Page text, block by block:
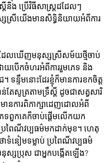
និង ប្រើវិធីសាស្រ្តដដែលៗ
សស្រីយើងមានសិទ្ធិនិយាយអំពីការ
ដែលឃើញមនុស្សស្រីសម័យថ្មីចាប់
យបើកចំហរអំពីការរួមភេទ និង
ទន្ទឹមនោះដែរខ្ញុំក៏មានការខកចិត្ត
តែសូត្រតាមទ្រឹស្តី ដូចជាសត្វសារិ
ានការពិភាក្សាដេញដោលអំពី
េទ​ពួកគេក៏ចាប់ផ្តើមលើកយក
រពៃណីវប្បធម៌មកដាក់មុខ។ ហេតុ
ទំនៀមទម្លាប់ ប្រពៃណីវប្បធម៌
សប្រុស ជាអ្នកបង្កើតឡើង?